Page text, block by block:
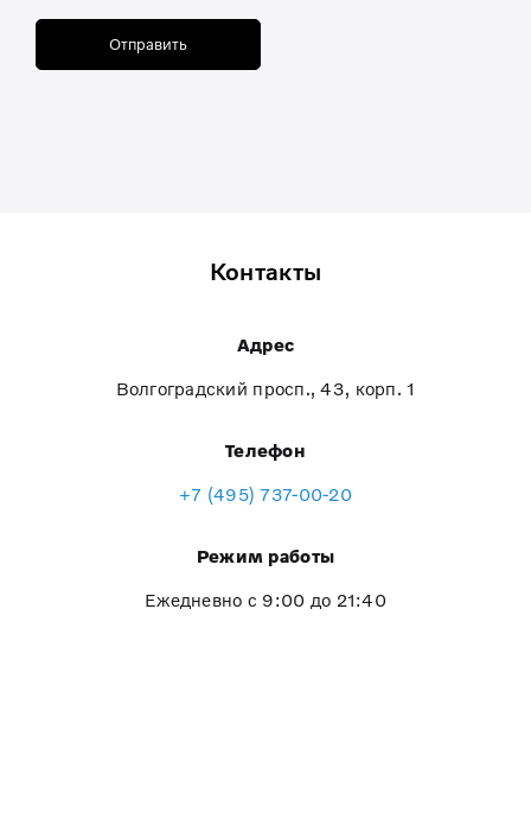
Отправить
Контакты
Адрес
Волгоградский просп., 43, корп. 1
Телефон
+7 (495) 737-00-20
Режим работы
Ежедневно с 9:00 до 21:40